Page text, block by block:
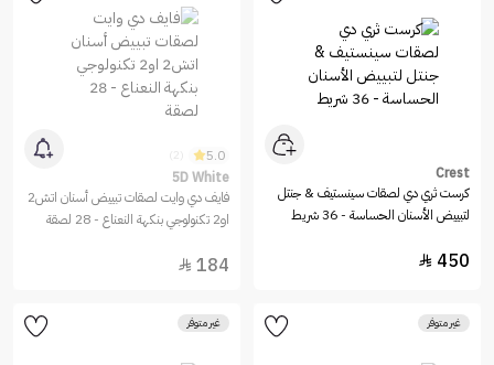
Crest
كرست ثري دي لصقات سينستيف & جنتل
لتبييض الأسنان الحساسة - 36 شريط
450

5.0
5D White
فايف دي وايت لصقات تبييض أسنان اتش2
او2 تكنولوجي بنكهة النعناع - 28 لصقة
184

غير متوفر غير متوفر